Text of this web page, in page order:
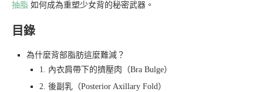
抽脂 如何成為重塑少女背的秘密武器。
目錄
為什麼背部脂肪這麼難減？
1. 內衣肩帶下的擠壓肉（Bra Bulge）
2. 後副乳（Posterior Axillary Fold）